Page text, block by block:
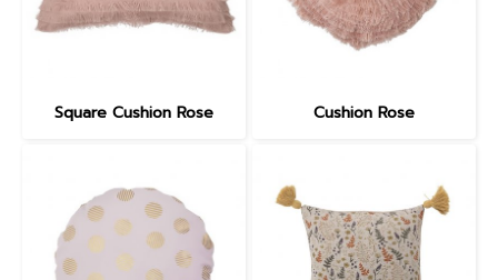
Square Cushion Rose Cushion Rose